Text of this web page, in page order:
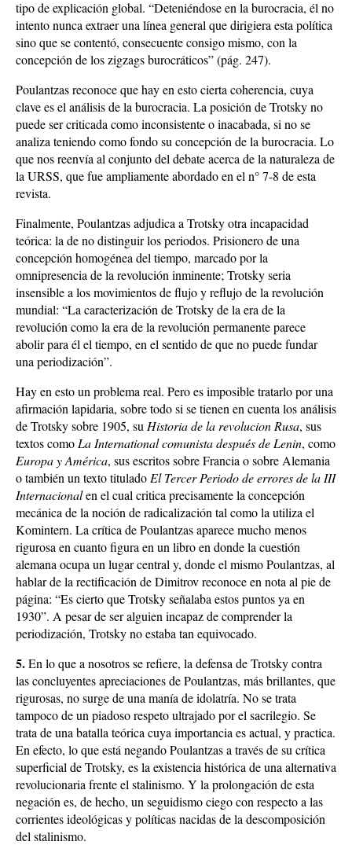
tipo de explicación global. “Deteniéndose en la burocracia, él no
intento nunca extraer una línea general que dirigiera esta política
sino que se contentó, consecuente consigo mismo, con la
concepción de los zigzags burocráticos” (pág. 247).
Poulantzas reconoce que hay en esto cierta coherencia, cuya
clave es el análisis de la burocracia. La posición de Trotsky no
puede ser criticada como inconsistente o inacabada, si no se
analiza teniendo como fondo su concepción de la burocracia. Lo
que nos reenvía al conjunto del debate acerca de la naturaleza de
la URSS, que fue ampliamente abordado en el n° 7-8 de esta
revista.
Finalmente, Poulantzas adjudica a Trotsky otra incapacidad
teórica: la de no distinguir los periodos. Prisionero de una
concepción homogénea del tiempo, marcado por la
omnipresencia de la revolución inminente; Trotsky seria
insensible a los movimientos de flujo y reflujo de la revolución
mundial: “La caracterización de Trotsky de la era de la
revolución como la era de la revolución permanente parece
abolir para él el tiempo, en el sentido de que no puede fundar
una periodización”.
Hay en esto un problema real. Pero es imposible tratarlo por una
afirmación lapidaria, sobre todo si se tienen en cuenta los análisis
de Trotsky sobre 1905, su Historia de la revolucion Rusa, sus
textos como La International comunista después de Lenin, como
Europa y América, sus escritos sobre Francia o sobre Alemania
o también un texto titulado El Tercer Periodo de errores de la III
Internacionalen el cual critica precisamente la concepción
mecánica de la noción de radicalización tal como la utiliza el
Komintern. La crítica de Poulantzas aparece mucho menos
rigurosa en cuanto figura en un libro en donde la cuestión
alemana ocupa un lugar central y, donde el mismo Poulantzas, al
hablar de la rectificación de Dimitrov reconoce en nota al pie de
página: “Es cierto que Trotsky señalaba estos puntos ya en
1930”. A pesar de ser alguien incapaz de comprender la
periodización, Trotsky no estaba tan equivocado.
5.En lo que a nosotros se refiere, la defensa de Trotsky contra
las concluyentes apreciaciones de Poulantzas, más brillantes, que
rigurosas, no surge de una manía de idolatría. No se trata
tampoco de un piadoso respeto ultrajado por el sacrilegio. Se
trata de una batalla teórica cuya importancia es actual, y practica.
En efecto, lo que está negando Poulantzas a través de su crítica
superficial de Trotsky, es la existencia histórica de una alternativa
revolucionaria frente el stalinismo. Y la prolongación de esta
negación es, de hecho, un seguidismo ciego con respecto a las
corrientes ideológicas y políticas nacidas de la descomposición
del stalinismo.